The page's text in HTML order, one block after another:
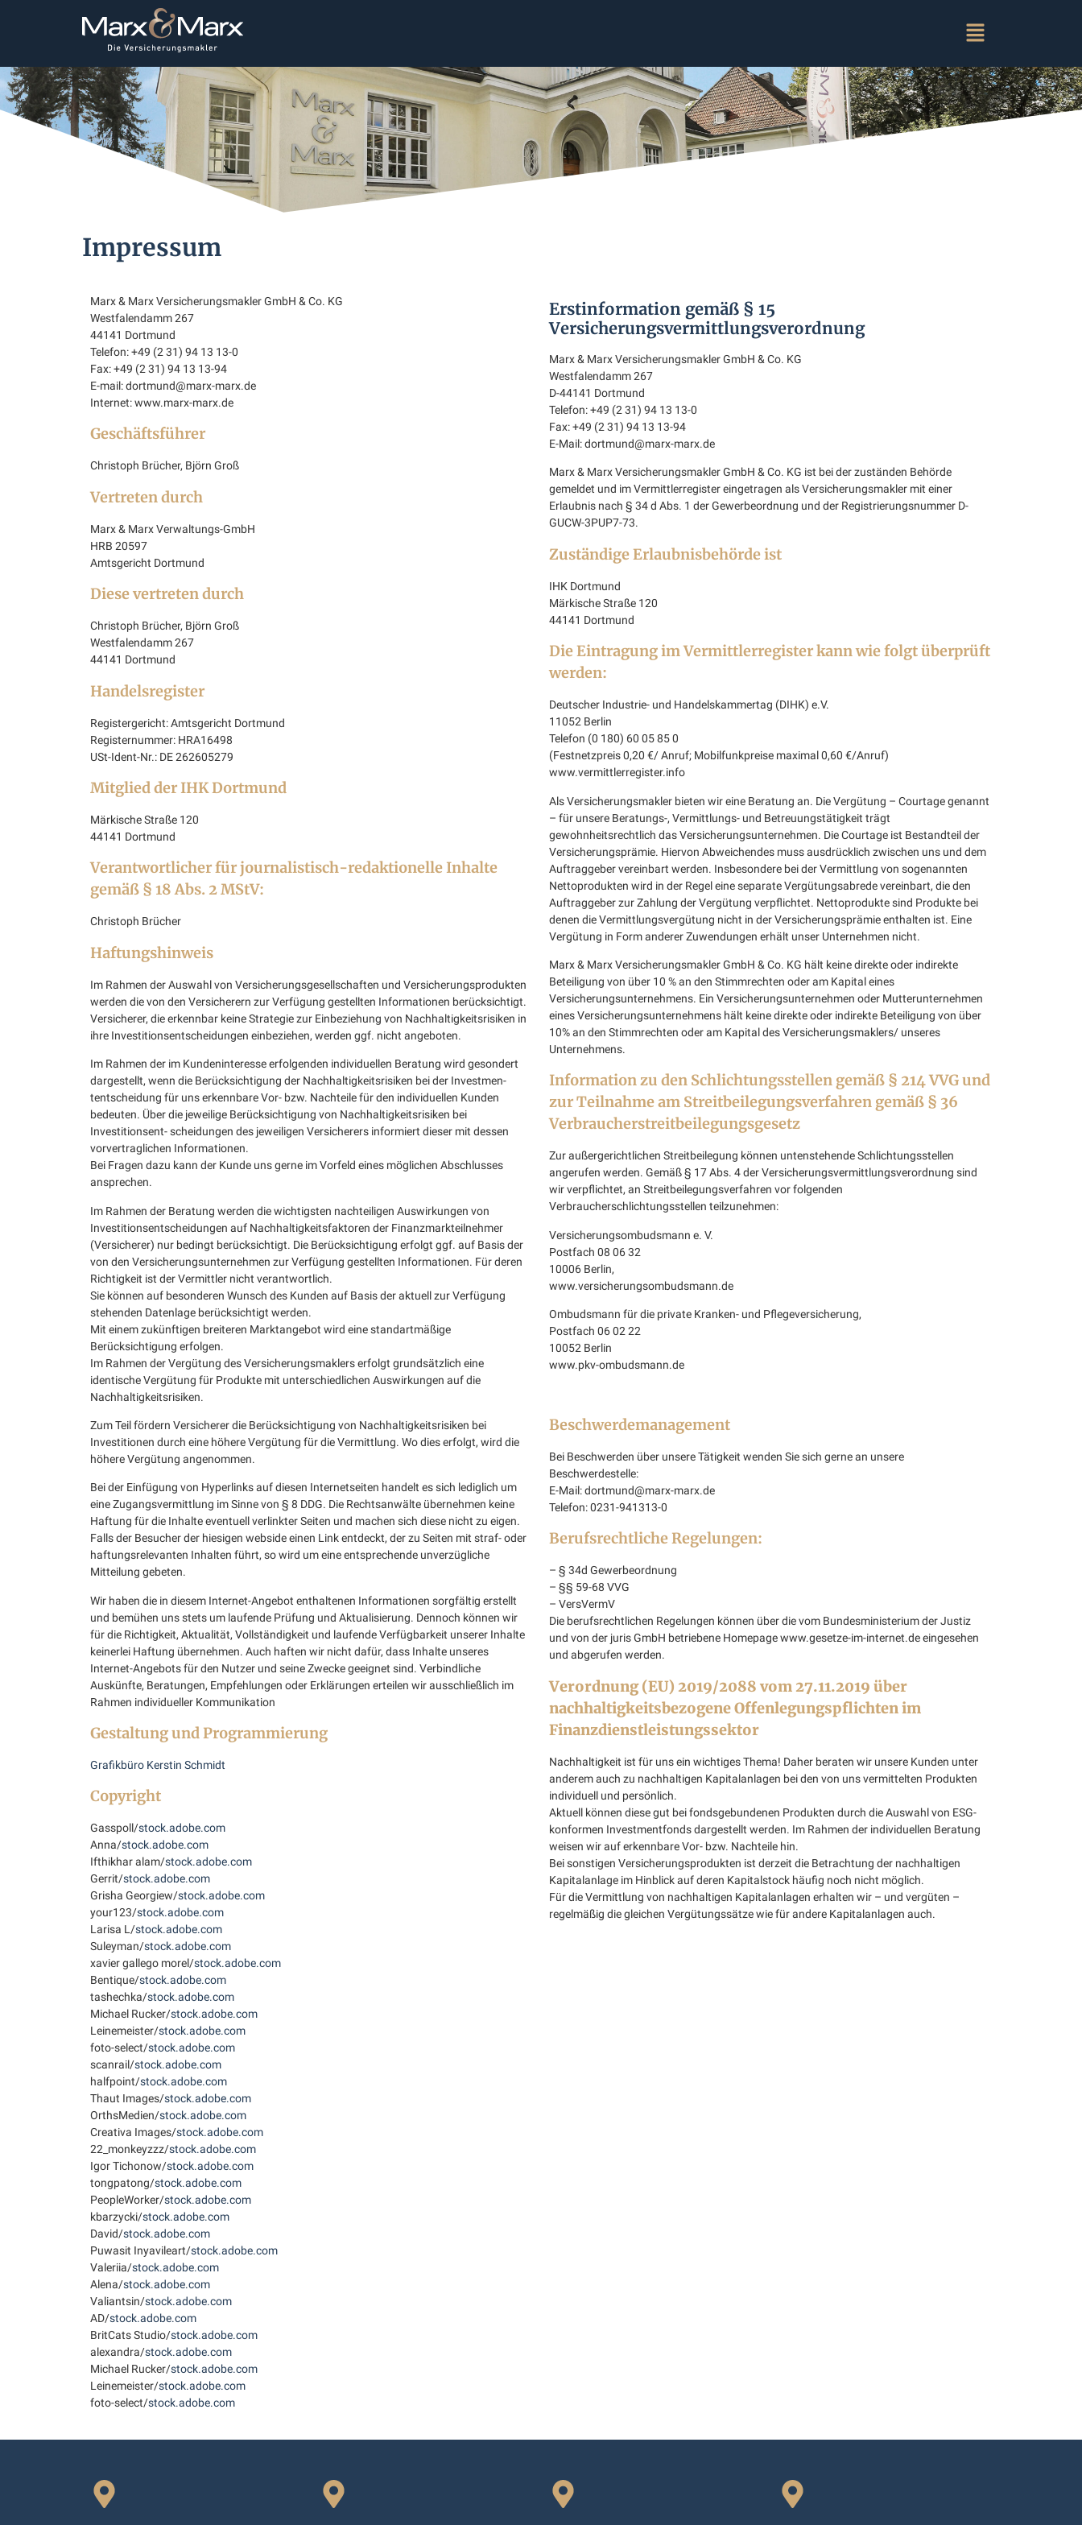
Impressum
Marx & Marx Versicherungsmakler GmbH & Co. KG
Westfalendamm 267
44141 Dortmund
Telefon: +49 (2 31) 94 13 13-0
Fax: +49 (2 31) 94 13 13-94
E-mail: dortmund@marx-marx.de
Internet: www.marx-marx.de
Geschäftsführer
Christoph Brücher, Björn Groß
Vertreten durch
Marx & Marx Verwaltungs-GmbH
HRB 20597
Amtsgericht Dortmund
Diese vertreten durch
Christoph Brücher, Björn Groß
Westfalendamm 267
44141 Dortmund
Handelsregister
Registergericht: Amtsgericht Dortmund
Registernummer: HRA16498
USt-Ident-Nr.: DE 262605279
Mitglied der IHK Dortmund
Märkische Straße 120
44141 Dortmund
Verantwortlicher für journalistisch-redaktionelle Inhalte
gemäß § 18 Abs. 2 MStV:
Christoph Brücher
Haftungshinweis
Im Rahmen der Auswahl von Versicherungsgesellschaften und Versicherungsprodukten
werden die von den Versicherern zur Verfügung gestellten Informationen berücksichtigt.
Versicherer, die erkennbar keine Strategie zur Einbeziehung von Nachhaltigkeitsrisiken in
ihre Investitionsentscheidungen einbeziehen, werden ggf. nicht angeboten.
Im Rahmen der im Kundeninteresse erfolgenden individuellen Beratung wird gesondert
dargestellt, wenn die Berücksichtigung der Nachhaltigkeitsrisiken bei der Investmen-
tentscheidung für uns erkennbare Vor- bzw. Nachteile für den individuellen Kunden
bedeuten. Über die jeweilige Berücksichtigung von Nachhaltigkeitsrisiken bei
Investitionsent- scheidungen des jeweiligen Versicherers informiert dieser mit dessen
vorvertraglichen Informationen.
Bei Fragen dazu kann der Kunde uns gerne im Vorfeld eines möglichen Abschlusses
ansprechen.
Im Rahmen der Beratung werden die wichtigsten nachteiligen Auswirkungen von
Investitionsentscheidungen auf Nachhaltigkeitsfaktoren der Finanzmarkteilnehmer
(Versicherer) nur bedingt berücksichtigt. Die Berücksichtigung erfolgt ggf. auf Basis der
von den Versicherungsunternehmen zur Verfügung gestellten Informationen. Für deren
Richtigkeit ist der Vermittler nicht verantwortlich.
Sie können auf besonderen Wunsch des Kunden auf Basis der aktuell zur Verfügung
stehenden Datenlage berücksichtigt werden.
Mit einem zukünftigen breiteren Marktangebot wird eine standartmäßige
Berücksichtigung erfolgen.
Im Rahmen der Vergütung des Versicherungsmaklers erfolgt grundsätzlich eine
identische Vergütung für Produkte mit unterschiedlichen Auswirkungen auf die
Nachhaltigkeitsrisiken.
Zum Teil fördern Versicherer die Berücksichtigung von Nachhaltigkeitsrisiken bei
Investitionen durch eine höhere Vergütung für die Vermittlung. Wo dies erfolgt, wird die
höhere Vergütung angenommen.
Bei der Einfügung von Hyperlinks auf diesen Internetseiten handelt es sich lediglich um
eine Zugangsvermittlung im Sinne von § 8 DDG. Die Rechtsanwälte übernehmen keine
Haftung für die Inhalte eventuell verlinkter Seiten und machen sich diese nicht zu eigen.
Falls der Besucher der hiesigen webside einen Link entdeckt, der zu Seiten mit straf- oder
haftungsrelevanten Inhalten führt, so wird um eine entsprechende unverzügliche
Mitteilung gebeten.
Wir haben die in diesem Internet-Angebot enthaltenen Informationen sorgfältig erstellt
und bemühen uns stets um laufende Prüfung und Aktualisierung. Dennoch können wir
für die Richtigkeit, Aktualität, Vollständigkeit und laufende Verfügbarkeit unserer Inhalte
keinerlei Haftung übernehmen. Auch haften wir nicht dafür, dass Inhalte unseres
Internet-Angebots für den Nutzer und seine Zwecke geeignet sind. Verbindliche
Auskünfte, Beratungen, Empfehlungen oder Erklärungen erteilen wir ausschließlich im
Rahmen individueller Kommunikation
Gestaltung und Programmierung
Grafikbüro Kerstin Schmidt
Copyright
Gasspoll/stock.adobe.com
Anna/stock.adobe.com
Ifthikhar alam/stock.adobe.com
Gerrit/stock.adobe.com
Grisha Georgiew/stock.adobe.com
your123/stock.adobe.com
Larisa L/stock.adobe.com
Suleyman/stock.adobe.com
xavier gallego morel/stock.adobe.com
Bentique/stock.adobe.com
tashechka/stock.adobe.com
Michael Rucker/stock.adobe.com
Leinemeister/stock.adobe.com
foto-select/stock.adobe.com
scanrail/stock.adobe.com
halfpoint/stock.adobe.com
Thaut Images/stock.adobe.com
OrthsMedien/stock.adobe.com
Creativa Images/stock.adobe.com
22_monkeyzzz/stock.adobe.com
Igor Tichonow/stock.adobe.com
tongpatong/stock.adobe.com
PeopleWorker/stock.adobe.com
kbarzycki/stock.adobe.com
David/stock.adobe.com
Puwasit Inyavileart/stock.adobe.com
Valeriia/stock.adobe.com
Alena/stock.adobe.com
Valiantsin/stock.adobe.com
AD/stock.adobe.com
BritCats Studio/stock.adobe.com
alexandra/stock.adobe.com
Michael Rucker/stock.adobe.com
Leinemeister/stock.adobe.com
foto-select/stock.adobe.com
Erstinformation gemäß § 15
Versicherungsvermittlungsverordnung
Marx & Marx Versicherungsmakler GmbH & Co. KG
Westfalendamm 267
D-44141 Dortmund
Telefon: +49 (2 31) 94 13 13-0
Fax: +49 (2 31) 94 13 13-94
E-Mail: dortmund@marx-marx.de
Marx & Marx Versicherungsmakler GmbH & Co. KG ist bei der zuständen Behörde
gemeldet und im Vermittlerregister eingetragen als Versicherungsmakler mit einer
Erlaubnis nach § 34 d Abs. 1 der Gewerbeordnung und der Registrierungsnummer D-
GUCW-3PUP7-73.
Zuständige Erlaubnisbehörde ist
IHK Dortmund
Märkische Straße 120
44141 Dortmund
Die Eintragung im Vermittlerregister kann wie folgt überprüft
werden:
Deutscher Industrie- und Handelskammertag (DIHK) e.V.
11052 Berlin
Telefon (0 180) 60 05 85 0
(Festnetzpreis 0,20 €/ Anruf; Mobilfunkpreise maximal 0,60 €/Anruf)
www.vermittlerregister.info
Als Versicherungsmakler bieten wir eine Beratung an. Die Vergütung – Courtage genannt
– für unsere Beratungs-, Vermittlungs- und Betreuungstätigkeit trägt
gewohnheitsrechtlich das Versicherungsunternehmen. Die Courtage ist Bestandteil der
Versicherungsprämie. Hiervon Abweichendes muss ausdrücklich zwischen uns und dem
Auftraggeber vereinbart werden. Insbesondere bei der Vermittlung von sogenannten
Nettoprodukten wird in der Regel eine separate Vergütungsabrede vereinbart, die den
Auftraggeber zur Zahlung der Vergütung verpflichtet. Nettoprodukte sind Produkte bei
denen die Vermittlungsvergütung nicht in der Versicherungsprämie enthalten ist. Eine
Vergütung in Form anderer Zuwendungen erhält unser Unternehmen nicht.
Marx & Marx Versicherungsmakler GmbH & Co. KG hält keine direkte oder indirekte
Beteiligung von über 10 % an den Stimmrechten oder am Kapital eines
Versicherungsunternehmens. Ein Versicherungsunternehmen oder Mutterunternehmen
eines Versicherungsunternehmens hält keine direkte oder indirekte Beteiligung von über
10% an den Stimmrechten oder am Kapital des Versicherungsmaklers/ unseres
Unternehmens.
Information zu den Schlichtungsstellen gemäß § 214 VVG und
zur Teilnahme am Streitbeilegungsverfahren gemäß § 36
Verbraucherstreitbeilegungsgesetz
Zur außergerichtlichen Streitbeilegung können untenstehende Schlichtungsstellen
angerufen werden. Gemäß § 17 Abs. 4 der Versicherungsvermittlungsverordnung sind
wir verpflichtet, an Streitbeilegungsverfahren vor folgenden
Verbraucherschlichtungsstellen teilzunehmen:
Versicherungsombudsmann e. V.
Postfach 08 06 32
10006 Berlin,
www.versicherungsombudsmann.de
Ombudsmann für die private Kranken- und Pflegeversicherung,
Postfach 06 02 22
10052 Berlin
www.pkv-ombudsmann.de
Beschwerdemanagement
Bei Beschwerden über unsere Tätigkeit wenden Sie sich gerne an unsere
Beschwerdestelle:
E-Mail: dortmund@marx-marx.de
Telefon: 0231-941313-0
Berufsrechtliche Regelungen:
– § 34d Gewerbeordnung
– §§ 59-68 VVG
– VersVermV
Die berufsrechtlichen Regelungen können über die vom Bundesministerium der Justiz
und von der juris GmbH betriebene Homepage www.gesetze-im-internet.de eingesehen
und abgerufen werden.
Verordnung (EU) 2019/2088 vom 27.11.2019 über
nachhaltigkeitsbezogene Offenlegungspflichten im
Finanzdienstleistungssektor
Nachhaltigkeit ist für uns ein wichtiges Thema! Daher beraten wir unsere Kunden unter
anderem auch zu nachhaltigen Kapitalanlagen bei den von uns vermittelten Produkten
individuell und persönlich.
Aktuell können diese gut bei fondsgebundenen Produkten durch die Auswahl von ESG-
konformen Investmentfonds dargestellt werden. Im Rahmen der individuellen Beratung
weisen wir auf erkennbare Vor- bzw. Nachteile hin.
Bei sonstigen Versicherungsprodukten ist derzeit die Betrachtung der nachhaltigen
Kapitalanlage im Hinblick auf deren Kapitalstock häufig noch nicht möglich.
Für die Vermittlung von nachhaltigen Kapitalanlagen erhalten wir – und vergüten –
regelmäßig die gleichen Vergütungssätze wie für andere Kapitalanlagen auch.